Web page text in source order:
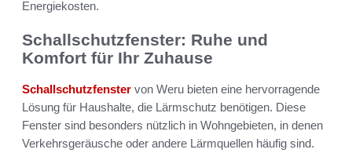
Energiekosten.
Schallschutzfenster: Ruhe und
Komfort für Ihr Zuhause
Schallschutzfenster von Weru bieten eine hervorragende
Lösung für Haushalte, die Lärmschutz benötigen. Diese
Fenster sind besonders nützlich in Wohngebieten, in denen
Verkehrsgeräusche oder andere Lärmquellen häufig sind.